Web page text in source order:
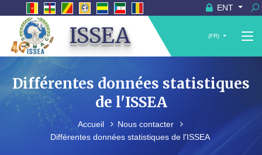
ENT
ISSEA (FR)
Différentes données statistiques
de l'ISSEA
Accueil
Nous contacter
Différentes données statistiques de l'ISSEA